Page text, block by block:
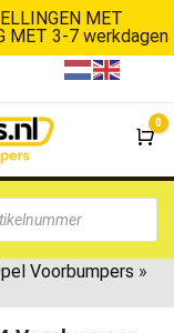
MET
MET 3-7 werkdagen
0
Voorbumpers »